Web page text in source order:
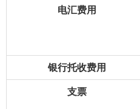
电汇费用
银行托收费用
支票